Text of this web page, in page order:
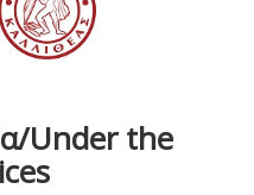
Under the